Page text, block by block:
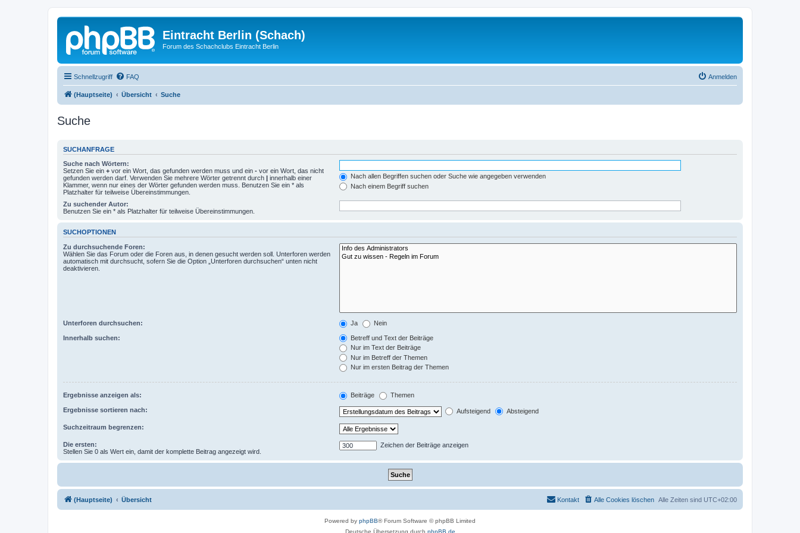
Eintracht Berlin (Schach)
Forum des Schachclubs Eintracht Berlin
Schnellzugriff FAQ Anmelden
(Hauptseite) Übersicht Suche
Suche
SUCHANFRAGE
Suche nach Wörtern:
Setzen Sie ein + vor ein Wort, das gefunden werden muss und ein - vor ein Wort, das nicht
gefunden werden darf. Verwenden Sie mehrere Wörter getrennt durch | innerhalb einer
Klammer, wenn nur eines der Wörter gefunden werden muss. Benutzen Sie ein * als
Platzhalter für teilweise Übereinstimmungen.
Nach allen Begriffen suchen oder Suche wie angegeben verwenden
Nach einem Begriff suchen
Zu suchender Autor:
Benutzen Sie ein * als Platzhalter für teilweise Übereinstimmungen.
SUCHOPTIONEN
Zu durchsuchende Foren:
Wählen Sie das Forum oder die Foren aus, in denen gesucht werden soll. Unterforen werden
automatisch mit durchsucht, sofern Sie die Option „Unterforen durchsuchen“ unten nicht
deaktivieren.
Unterforen durchsuchen: Ja Nein
Innerhalb suchen:
Betreff und Text der Beiträge
Nur im Text der Beiträge
Nur im Betreff der Themen
Nur im ersten Beitrag der Themen
Ergebnisse anzeigen als: Beiträge Themen
Ergebnisse sortieren nach: Aufsteigend Absteigend
Suchzeitraum begrenzen:
Die ersten:
Stellen Sie 0 als Wert ein, damit der komplette Beitrag angezeigt wird.
Zeichen der Beiträge anzeigen
(Hauptseite) Übersicht Alle Zeiten sind UTC+02:00
Alle Cookies löschen
Kontakt
Powered by phpBB® Forum Software © phpBB Limited
Deutsche Übersetzung durch phpBB.de